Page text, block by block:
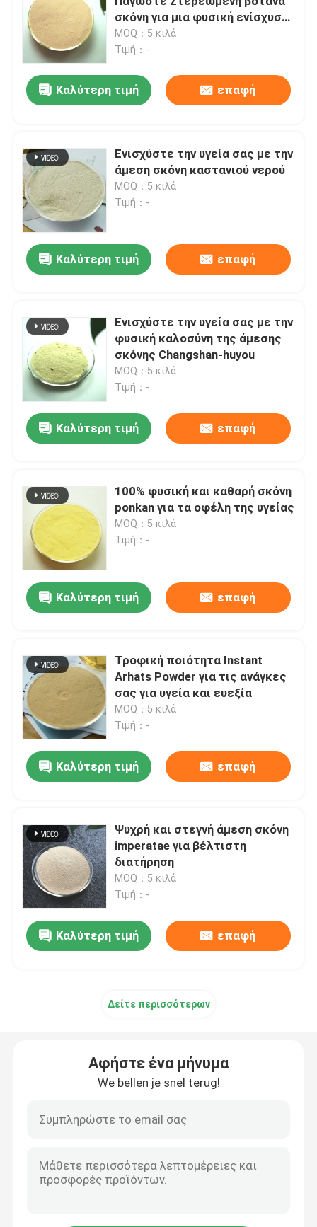
Αφήστε ένα μήνυμα
We bellen je snel terug!
υποβολή
σκόνη για μια φυσική ενίσχυση
της ανοσίας
MOQ：5 κιλά
Τιμή：-
Καλύτερη τιμή επαφή
Ενισχύστε την υγεία σας με την
άμεση σκόνη καστανιού νερού
MOQ：5 κιλά
Τιμή：-
Καλύτερη τιμή επαφή
Ενισχύστε την υγεία σας με την
φυσική καλοσύνη της άμεσης
σκόνης Changshan-huyou
MOQ：5 κιλά
Τιμή：-
Καλύτερη τιμή επαφή
100% φυσική και καθαρή σκόνη
ponkan για τα οφέλη της υγείας
MOQ：5 κιλά
Τιμή：-
Καλύτερη τιμή επαφή
Τροφική ποιότητα Instant
Arhats Powder για τις ανάγκες
σας για υγεία και ευεξία
MOQ：5 κιλά
Τιμή：-
Καλύτερη τιμή επαφή
Ψυχρή και στεγνή άμεση σκόνη
imperatae για βέλτιστη
διατήρηση
MOQ：5 κιλά
Τιμή：-
Καλύτερη τιμή επαφή
Δείτε περισσότερων
Αφήστε ένα μήνυμα
We bellen je snel terug!